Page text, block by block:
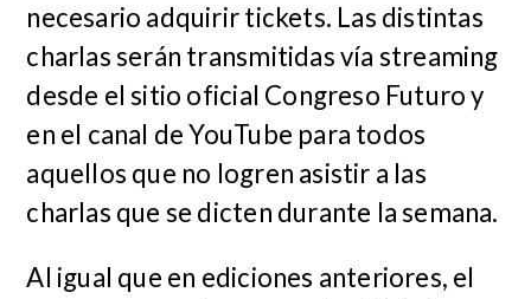
necesario adquirir tickets. Las distintas
charlas serán transmitidas vía streaming
desde el sitio oficial Congreso Futuro y
en el canal de YouTube para todos
aquellos que no logren asistir a las
charlas que se dicten durante la semana.
Al igual que en ediciones anteriores, el